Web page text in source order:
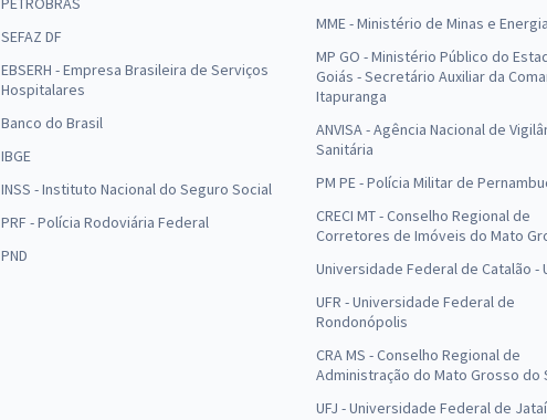
SEFAZ DF
EBSERH - Empresa Brasileira de Serviços
Hospitalares
Banco do Brasil
IBGE
INSS - Instituto Nacional do Seguro Social
PRF - Polícia Rodoviária Federal
PND
MME - Ministério de Minas e
MP GO - Ministério Público do
Goiás - Secretário Auxiliar da
Itapuranga
ANVISA - Agência Nacional de
Sanitária
PM PE - Polícia Militar de
CRECI MT - Conselho Regional de
Corretores de Imóveis do Mato
Universidade Federal de Catalão -
UFR - Universidade Federal de
Rondonópolis
CRA MS - Conselho Regional de
Administração do Mato Grosso do
UFJ - Universidade Federal de Jataí